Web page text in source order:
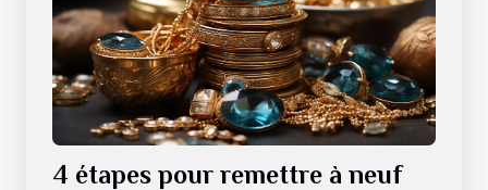
4 étapes pour remettre à neuf